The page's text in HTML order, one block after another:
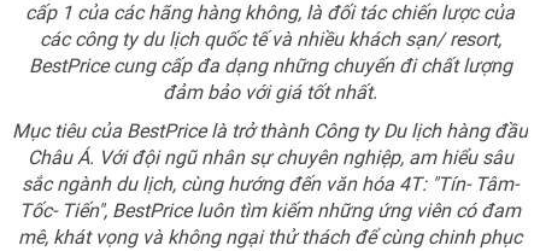
cấp 1 của các hãng hàng không, là đối tác chiến lược của
các công ty du lịch quốc tế và nhiều khách sạn/ resort,
BestPrice cung cấp đa dạng những chuyến đi chất lượng
đảm bảo với giá tốt nhất.
Mục tiêu của BestPrice là trở thành Công ty Du lịch hàng đầu
Châu Á. Với đội ngũ nhân sự chuyên nghiệp, am hiểu sâu
sắc ngành du lịch, cùng hướng đến văn hóa 4T: "Tín- Tâm-
Tốc- Tiến", BestPrice luôn tìm kiếm những ứng viên có đam
mê, khát vọng và không ngại thử thách để cùng chinh phục